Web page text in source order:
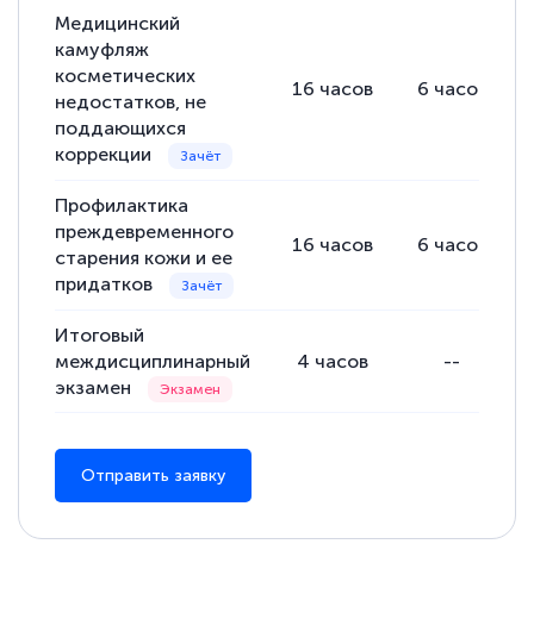
Медицинский
камуфляж
косметических
недостатков, не
поддающихся
коррекции
16 часов 6 часов
Профилактика
преждевременного
старения кожи и ее
придатков
16 часов 6 часов
Итоговый
междисциплинарный
экзамен
4 часов --
Отправить заявку